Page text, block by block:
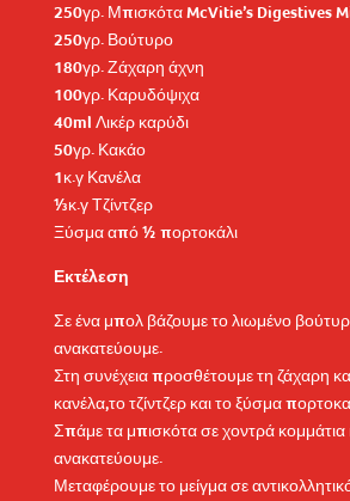
250γρ. Μπισκότα McVitie’s Digestives
250γρ. Βούτυρο
180γρ. Ζάχαρη άχνη
100γρ. Καρυδόψιχα
40ml Λικέρ καρύδι
50γρ. Κακάο
1κ.γ Κανέλα
⅓κ.γ Τζίντζερ
Ξύσμα από ½ πορτοκάλι
Εκτέλεση
Σε ένα μπολ βάζουμε το λιωμένο
ανακατεύουμε.
Στη συνέχεια προσθέτουμε τη ζάχαρη
κανέλα,το τζίντζερ και το ξύσμα
Σπάμε τα μπισκότα σε χοντρά κομμάτια
ανακατεύουμε.
Μεταφέρουμε το μείγμα σε